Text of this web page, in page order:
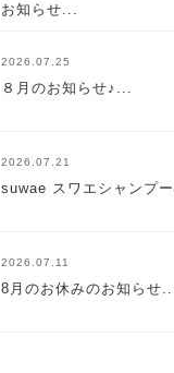
お知らせ...
2026.07.25
８月のお知らせ♪...
2026.07.21
suwae スワエシャンプ
2026.07.11
8月のお休みのお知らせ